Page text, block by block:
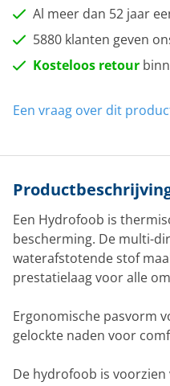
Al meer dan 52 jaar
5880 klanten geven
Kosteloos retour
Een vraag over dit
Een Hydrofoob is
bescherming. De multi-
waterafstotende stof
prestatielaag voor alle
Ergonomische pasvorm
gelockte naden voor
De hydrofoob is